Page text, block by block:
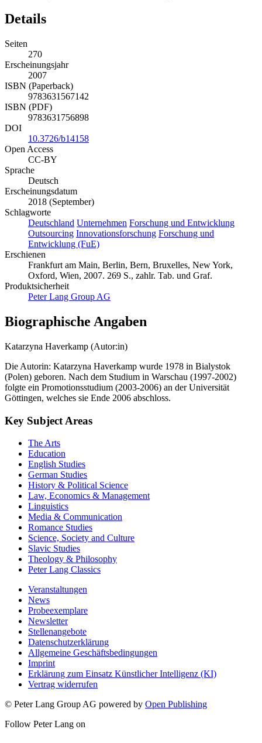
Details
Seiten
270
Erscheinungsjahr
2007
ISBN (Paperback)
9783631567142
ISBN (PDF)
9783631756898
DOI
10.3726/b14158
Open Access
CC-BY
Sprache
Deutsch
Erscheinungsdatum
2018 (September)
Schlagworte
Deutschland Unternehmen Forschung und Entwicklung
Outsourcing Innovationsforschung Forschung und
Entwicklung (FuE)
Erschienen
Frankfurt am Main, Berlin, Bern, Bruxelles, New York,
Oxford, Wien, 2007. 269 S., zahlr. Tab. und Graf.
Produktsicherheit
Peter Lang Group AG
Biographische Angaben
Katarzyna Haverkamp (Autor:in)
Die Autorin: Katarzyna Haverkamp wurde 1978 in Bialystok
(Polen) geboren. Nach dem Studium in Warschau (1997-2002)
folgte ein Promotionsstudium (2003-2006) an der Universität
Göttingen, welches sie Ende 2006 abschloss.
Key Subject Areas
The Arts
Education
English Studies
German Studies
History & Political Science
Law, Economics & Management
Linguistics
Media & Communication
Romance Studies
Science, Society and Culture
Slavic Studies
Theology & Philosophy
Peter Lang Classics
Veranstaltungen
News
Probeexemplare
Newsletter
Stellenangebote
Datenschutzerklärung
Allgemeine Geschäftsbedingungen
Imprint
Erklärung zum Einsatz Künstlicher Intelligenz (KI)
Vertrag widerrufen
© Peter Lang Group AG powered by Open Publishing
Follow Peter Lang on